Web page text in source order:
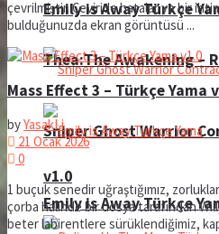
Emily is Away Türkçe
Sniper Ghost Warrior
v1.0
Thea:The Awakening –
Emily is Away Türkçe
çevrilmiştir. Çeviride hatalar ve bir
bulduğunuzda ekran görüntüsü ...
Mass Effect 3 – Türkçe Yama
byYasakLi
21 Ocak 2026
0
1 buçuk senedir uğraştığımız,
çorba halinde bir dosya tarafından
beter labirentlere sürüklendiğimiz,